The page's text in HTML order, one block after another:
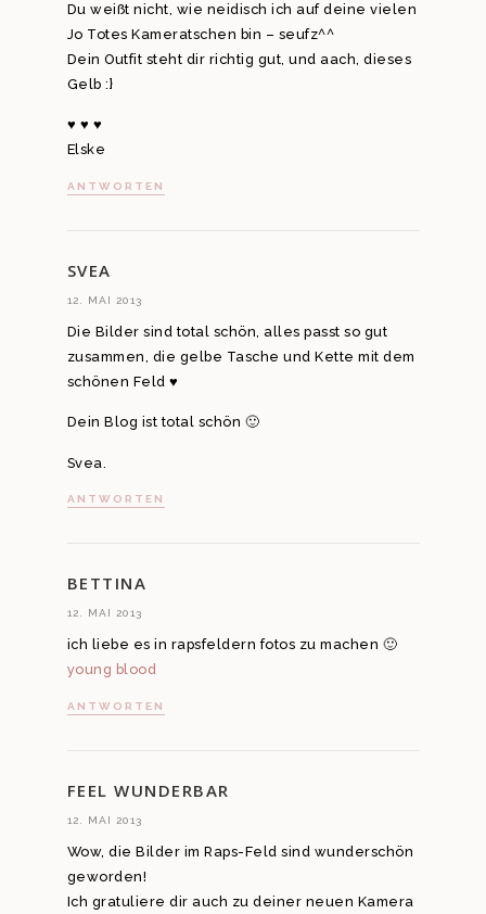
Du weißt nicht, wie neidisch ich auf deine vielen
Jo Totes Kameratschen bin – seufz^^
Dein Outfit steht dir richtig gut, und aach, dieses
Gelb :}
♥ ♥ ♥
Elske
ANTWORTEN
SVEA
12. MAI 2013
Die Bilder sind total schön, alles passt so gut
zusammen, die gelbe Tasche und Kette mit dem
schönen Feld ♥
Dein Blog ist total schön 🙂
Svea.
ANTWORTEN
BETTINA
12. MAI 2013
ich liebe es in rapsfeldern fotos zu machen 🙂
young blood
ANTWORTEN
FEEL WUNDERBAR
12. MAI 2013
Wow, die Bilder im Raps-Feld sind wunderschön
geworden!
Ich gratuliere dir auch zu deiner neuen Kamera